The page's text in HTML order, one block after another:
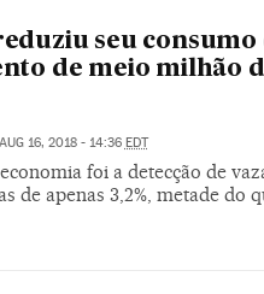
seu consumo
de meio milhão
AUG 16, 2018 - 14:36 EDT
foi a detecção de
de apenas 3,2%, metade do